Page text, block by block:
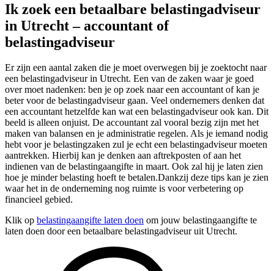
Ik zoek een betaalbare belastingadviseur
in Utrecht – accountant of
belastingadviseur
Er zijn een aantal zaken die je moet overwegen bij je zoektocht naar
een belastingadviseur in Utrecht. Een van de zaken waar je goed
over moet nadenken: ben je op zoek naar een accountant of kan je
beter voor de belastingadviseur gaan. Veel ondernemers denken dat
een accountant hetzelfde kan wat een belastingadviseur ook kan. Dit
beeld is alleen onjuist. De accountant zal vooral bezig zijn met het
maken van balansen en je administratie regelen. Als je iemand nodig
hebt voor je belastingzaken zul je echt een belastingadviseur moeten
aantrekken. Hierbij kan je denken aan aftrekposten of aan het
indienen van de belastingaangifte in maart. Ook zal hij je laten zien
hoe je minder belasting hoeft te betalen.Dankzij deze tips kan je zien
waar het in de onderneming nog ruimte is voor verbetering op
financieel gebied.
Klik op belastingaangifte laten doen om jouw belastingaangifte te
laten doen door een betaalbare belastingadviseur uit Utrecht.